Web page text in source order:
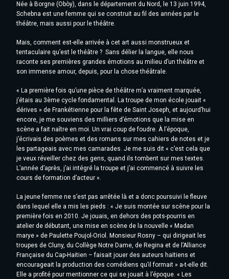
Née à Borgne (Obòy), dans le département du Nord, le 13 juin 1994,
Schebna est une femme qui se construit au fil des années par le
théâtre, mais aussi pour le théâtre.
Mais, comment est-elle arrivée à cet art aussi monstrueux et
tentaculaire qu’est le théâtre ? Sans délier la langue, elle nous
raconte ses premières grandes émotions au milieu d’un théâtre et
son immense amour, depuis, pour la chose théâtrale.
« La première fois qu’une pièce de théâtre m’a vraiment marquée,
j’étais au 3ème cycle fondamental. La troupe de mon école jouait «
dérives » de Frankétienne pour la fête de Saint Joseph, et aujourd’hui
encore, je me souviens des milliers d’émotions que la mise en
scène a fait naître en moi. Un vrai coup de foudre. À l’époque,
j’écrivais des poèmes et des romans sur mes cahiers de notes et je
les partageais avec mes camarades. Je me suis dit « c’est cela que
je veux réveiller chez des gens, quand ils tombent sur mes textes.
L’année d’après, j’ai intégré la troupe et j’ai commencé à suivre les
cours de formation d’acteur ».
La jeune femme ne s’est pas arrêtée là et a donc poursuivi le fleuve
dans lequel elle a mis les pieds : « Je suis montée sur scène pour la
première fois en 2010. Je jouais, en dehors des pots-pourris en
atelier de débutant, une mise en scène de la nouvelle « Madan
marye » de Paulette Poujol-Oriol. Monsieur Rosny – qui dirigeait les
troupes de Cluny, du Collège Notre Dame, de Regina et de l’Alliance
Française du Cap-Haitien – faisait jouer des auteurs haïtiens et
encourageait la production des comédiens qu’il formait » a-t-elle dit.
Elle a profité pour mentionner ce qui se jouait à l’époque. « Les